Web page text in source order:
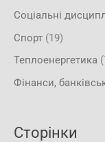
Соціальні
Спорт (19)
Теплоенергетика
Фінанси,
Сторінки